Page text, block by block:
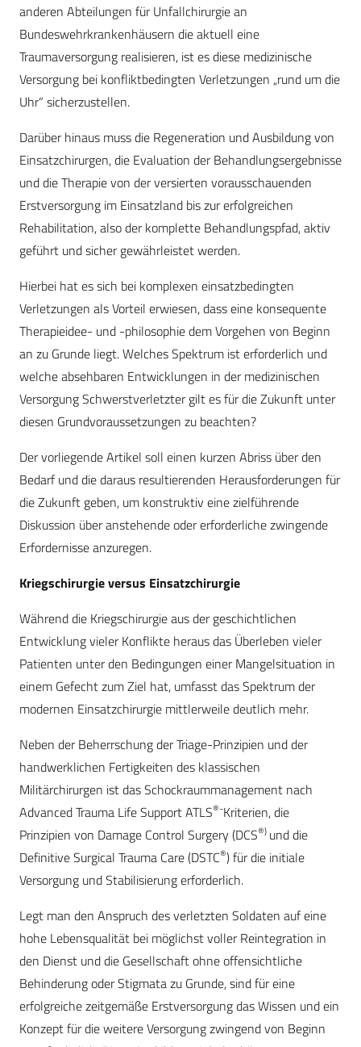
anderen Abteilungen für Unfallchirurgie an
Bundeswehrkrankenhäusern die aktuell eine
Traumaversorgung realisieren, ist es diese medizinische
Versorgung bei konfliktbedingten Verletzungen „rund um die
Uhr“ sicherzustellen.
Darüber hinaus muss die Regeneration und Ausbildung von
Einsatzchirurgen, die Evaluation der Behandlungsergebnisse
und die Therapie von der versierten vorausschauenden
Erstversorgung im Einsatzland bis zur erfolgreichen
Rehabilitation, also der komplette Behandlungspfad, aktiv
geführt und sicher gewährleistet werden.
Hierbei hat es sich bei komplexen einsatzbedingten
Verletzungen als Vorteil erwiesen, dass eine konsequente
Therapieidee- und -philosophie dem Vorgehen von Beginn
an zu Grunde liegt. Welches Spektrum ist erforderlich und
welche absehbaren Entwicklungen in der medizinischen
Versorgung Schwerstverletzter gilt es für die Zukunft unter
diesen Grundvoraussetzungen zu beachten?
Der vorliegende Artikel soll einen kurzen Abriss über den
Bedarf und die daraus resultierenden Herausforderungen für
die Zukunft geben, um konstruktiv eine zielführende
Diskussion über anstehende oder erforderliche zwingende
Erfordernisse anzuregen.
Kriegschirurgie versus Einsatzchirurgie
Während die Kriegschirurgie aus der geschichtlichen
Entwicklung vieler Konflikte heraus das Überleben vieler
Patienten unter den Bedingungen einer Mangelsituation in
einem Gefecht zum Ziel hat, umfasst das Spektrum der
modernen Einsatzchirurgie mittlerweile deutlich mehr.
Neben der Beherrschung der Triage-Prinzipien und der
handwerklichen Fertigkeiten des klassischen
Militärchirurgen ist das Schockraummanagement nach
Advanced Trauma Life Support ATLS®-Kriterien, die
Prinzipien von Damage Control Surgery (DCS®) und die
Definitive Surgical Trauma Care (DSTC®) für die initiale
Versorgung und Stabilisierung erforderlich.
Legt man den Anspruch des verletzten Soldaten auf eine
hohe Lebensqualität bei möglichst voller Reintegration in
den Dienst und die Gesellschaft ohne offensichtliche
Behinderung oder Stigmata zu Grunde, sind für eine
erfolgreiche zeitgemäße Erstversorgung das Wissen und ein
Konzept für die weitere Versorgung zwingend von Beginn